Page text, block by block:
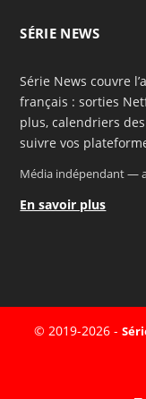
SÉRIE NEWS
Série News couvre
français : sorties
plus, calendriers
suivre vos
Média indépendant —
En savoir plus
© 2019-2026 -